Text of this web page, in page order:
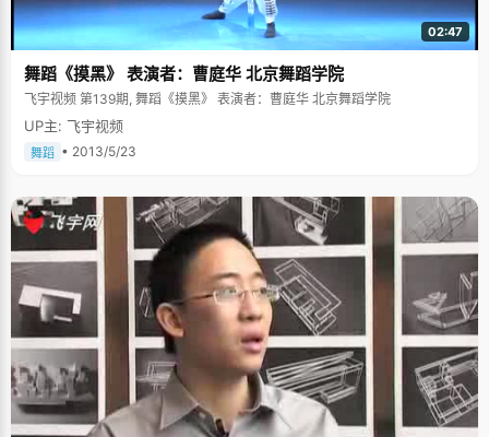
02:47
舞蹈《摸黑》 表演者：曹庭华 北京舞蹈学院
飞宇视频 第139期, 舞蹈《摸黑》 表演者：曹庭华 北京舞蹈学院
UP主: 飞宇视频
舞蹈 • 2013/5/23